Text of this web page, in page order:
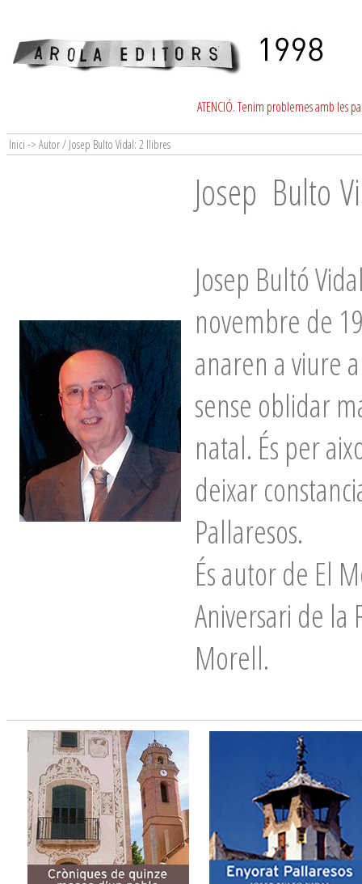
ATENCIÓ. Tenim problemes amb les
Inici -> Autor / Josep Bulto Vidal: 2 llibres
Josep Bulto
Josep Bultó
novembre de
anaren a viure
sense oblidar
natal. És per
deixar
Pallaresos.
És autor de El
Aniversari de la
Morell.